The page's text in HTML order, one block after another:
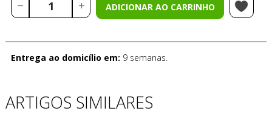
ADICIONAR AO CARRINHO
Entrega ao domicílio em: 9 semanas.
ARTIGOS SIMILARES